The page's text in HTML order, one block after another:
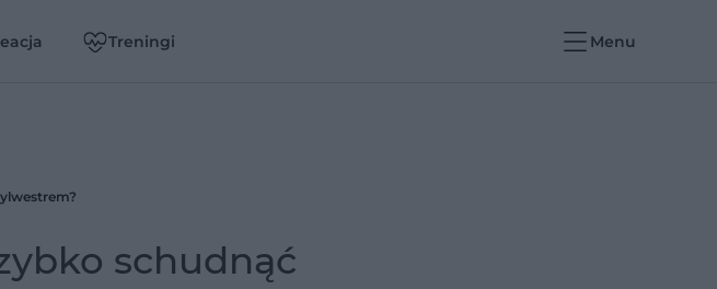
Treningi Menu
schudnąć